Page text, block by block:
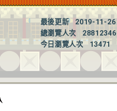
最後更新
2019-11-26
總瀏覽人次
28812346
今日瀏覽人次
13471